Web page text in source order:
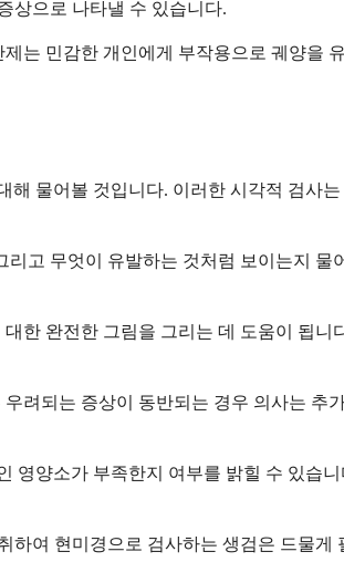
상으로 나타낼 수 있습니다.
는 민감한 개인에게 부작용으로 궤양을
물어볼 것입니다. 이러한 시각적 검사
고 무엇이 유발하는 것처럼 보이는지 물
한 완전한 그림을 그리는 데 도움이 됩니
려되는 증상이 동반되는 경우 의사는 추
영양소가 부족한지 여부를 밝힐 수 있습
여 현미경으로 검사하는 생검은 드물게